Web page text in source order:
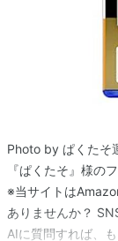
出版
発売日:
メデ
クリ
この
出版
発売
メディ
Photo by ぱくたそ
『ぱくたそ』様の
※当サイトは
ありませんか？
AIに質問すれば、